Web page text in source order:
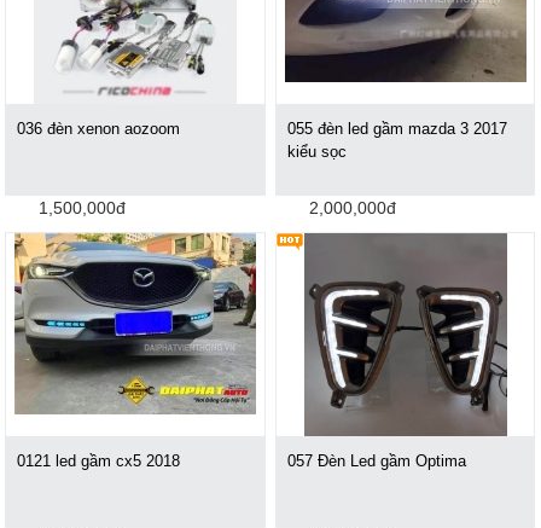
036 đèn xenon aozoom
1,500,000đ
055 đèn led gầm mazda 3 2017
kiểu sọc
2,000,000đ
0121 led gầm cx5 2018 057 Đèn Led gầm Optima